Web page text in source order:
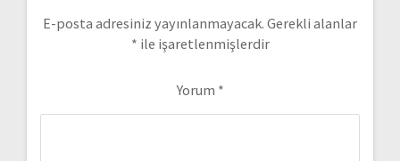
E-posta adresiniz yayınlanmayacak. Gerekli alanlar
* ile işaretlenmişlerdir
Yorum *